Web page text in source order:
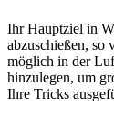
Ihr Hauptziel in
abzuschießen, so
möglich in der
hinzulegen, um
Ihre Tricks